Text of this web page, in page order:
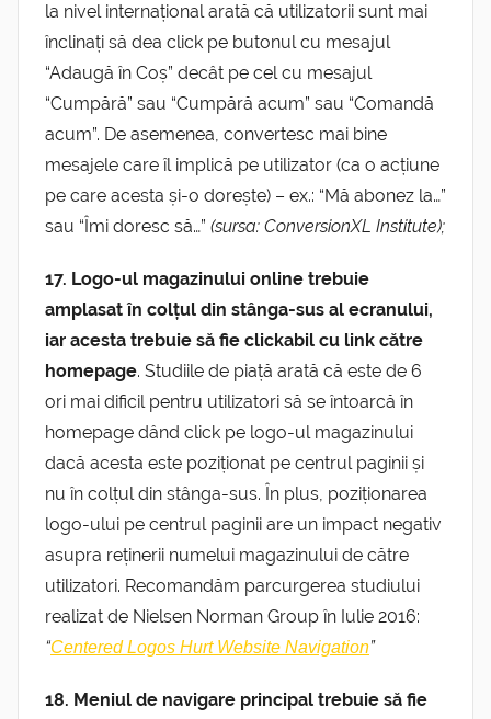
la nivel internațional arată că utilizatorii sunt mai
înclinați să dea click pe butonul cu mesajul
“Adaugă în Coș” decât pe cel cu mesajul
“Cumpără” sau “Cumpără acum” sau “Comandă
acum”. De asemenea, convertesc mai bine
mesajele care îl implică pe utilizator (ca o acțiune
pe care acesta și-o dorește) – ex.: “Mă abonez la…”
sau “Îmi doresc să…” (sursa: ConversionXL Institute);
17. Logo-ul magazinului online trebuie
amplasat în colțul din stânga-sus al ecranului,
iar acesta trebuie să fie clickabil cu link către
homepage. Studiile de piață arată că este de 6
ori mai dificil pentru utilizatori să se întoarcă în
homepage dând click pe logo-ul magazinului
dacă acesta este poziționat pe centrul paginii și
nu în colțul din stânga-sus. În plus, poziționarea
logo-ului pe centrul paginii are un impact negativ
asupra reținerii numelui magazinului de către
utilizatori. Recomandăm parcurgerea studiului
realizat de Nielsen Norman Group în Iulie 2016:
“Centered Logos Hurt Website Navigation”
18. Meniul de navigare principal trebuie să fie